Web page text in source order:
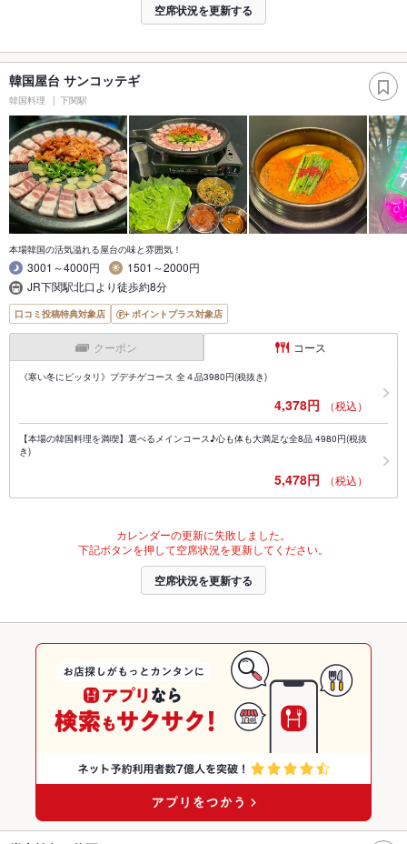
空席状況を更新する
韓国屋台 サンコッテギ
韓国料理 下関駅
本場韓国の活気溢れる屋台の味と雰囲気！
3001～4000円
1501～2000円
JR下関駅北口より徒歩約8分
口コミ投稿特典対象店 ポイントプラス対象店
クーポン コース
《寒い冬にピッタリ》プデチゲコース 全４品3980円(税抜き)
4,378円 （税込）
【本場の韓国料理を満喫】選べるメインコース♪心も体も大満足な全8品 4980円(税抜
き)
5,478円 （税込）
カレンダーの更新に失敗しました。
下記ボタンを押して空席状況を更新してください。
空席状況を更新する